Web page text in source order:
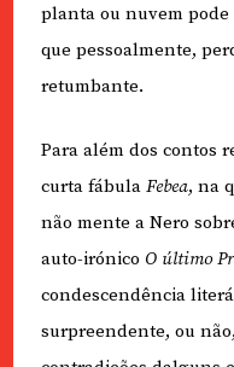
planta ou nuvem
que pessoalmente,
retumbante.
Para além dos contos
curta fábula Febea, na
não mente a Nero
auto-irónico O último
condescendência
surpreendente, ou